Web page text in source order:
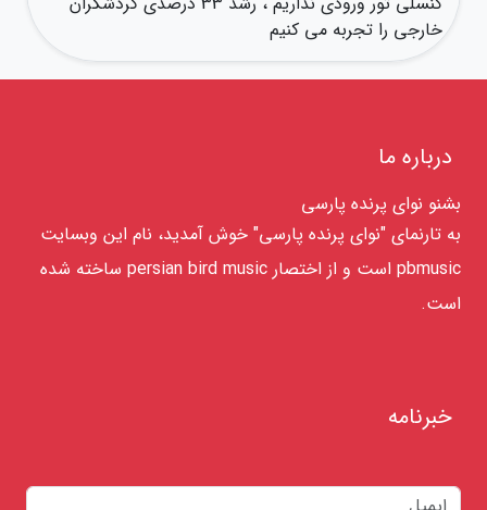
خارجی را تجربه می کنیم
درباره ما
بشنو نوای پرنده پارسی
به تارنمای "نوای پرنده پارسی" خوش آمدید، نام این وبسایت
pbmusic است و از اختصار persian bird music ساخته شده
است.
خبرنامه